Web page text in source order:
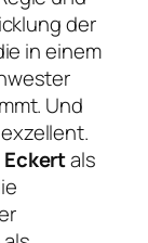
der
in einem
Und
als